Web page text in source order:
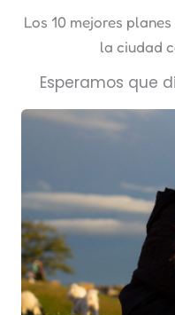
Los 10 mejores
la ciudad
Esperamos que